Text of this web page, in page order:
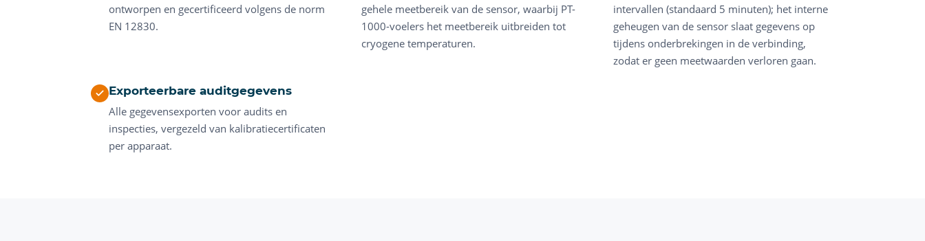
ontworpen en gecertificeerd volgens de norm
EN 12830.
gehele meetbereik van de sensor, waarbij PT-
1000-voelers het meetbereik uitbreiden tot
cryogene temperaturen.
intervallen (standaard 5 minuten); het interne
geheugen van de sensor slaat gegevens op
tijdens onderbrekingen in de verbinding,
zodat er geen meetwaarden verloren gaan.
Exporteerbare auditgegevens
Alle gegevensexporten voor audits en
inspecties, vergezeld van kalibratiecertificaten
per apparaat.